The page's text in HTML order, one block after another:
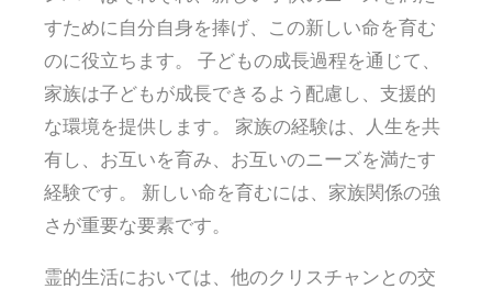
すために自分自身を捧げ、この新しい命を育む
のに役立ちます。 子どもの成長過程を通じて、
家族は子どもが成長できるよう配慮し、支援的
な環境を提供します。 家族の経験は、人生を共
有し、お互いを育み、お互いのニーズを満たす
経験です。 新しい命を育むには、家族関係の強
さが重要な要素です。
霊的生活においては、他のクリスチャンとの交